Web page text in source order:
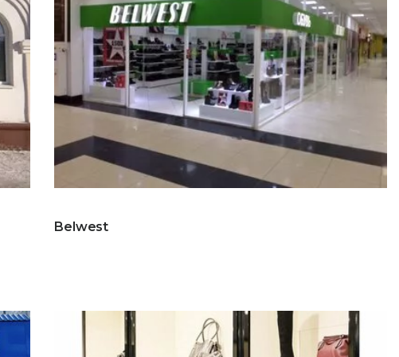
Belwest